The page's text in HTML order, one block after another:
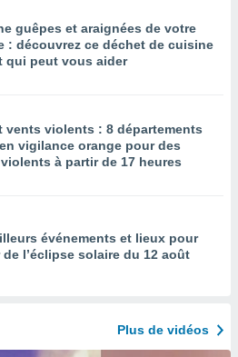
guêpes et araignées de votre
: découvrez ce déchet de cuisine
qui peut vous aider
vents violents : 8 départements
vigilance orange pour des
à partir de 17 heures
événements et lieux pour
l’éclipse solaire du 12 août
Plus de vidéos